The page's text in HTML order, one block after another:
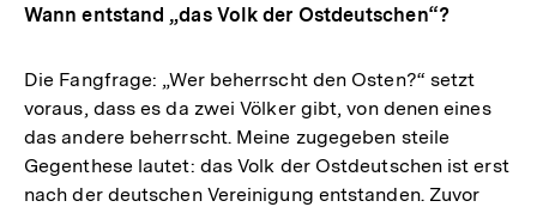
Wann entstand „das Volk der Ostdeutschen“?
Die Fangfrage: „Wer beherrscht den Osten?“ setzt
voraus, dass es da zwei Völker gibt, von denen eines
das andere beherrscht. Meine zugegeben steile
Gegenthese lautet: das Volk der Ostdeutschen ist erst
nach der deutschen Vereinigung entstanden. Zuvor